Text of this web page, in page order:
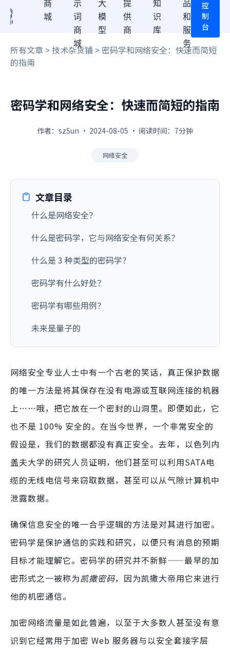
商
城
示
词
商
城
大
模
型
提
供
商
知
识
库
品
和
服
务
控
制
台
所有文章 >技术杂货铺 > 密码学和网络安全：快速而简短
的指南
密码学和网络安全：快速而简短的指南
作者：szSun · 2024-08-05 · 阅读时间：7分钟
网络安全
文章目录
什么是网络安全？
什么是密码学，它与网络安全有何关系？
什么是 3 种类型的密码学？
密码学有什么好处？
密码学有哪些用例？
未来是量子的
网络安全专业人士中有一个古老的笑话，真正保护数据
的唯一方法是将其保存在没有电源或互联网连接的机器
上……哦，把它放在一个密封的山洞里。即便如此，它
也不是 100% 安全的。在当今世界，一个非常安全的
假设是，我们的数据都没有真正安全。去年，以色列内
盖夫大学的研究人员证明，他们甚至可以利用SATA电
缆的无线电信号来窃取数据，甚至可以从气隙计算机中
泄露数据。
确保信息安全的唯一合乎逻辑的方法是对其进行加密。
密码学是保护通信的实践和研究，以便只有消息的预期
目标才能理解它。密码学的研究并不新鲜——最早的加
密形式之一被称为凯撒密码，因为凯撒大帝用它来进行
他的机密通信。
加密网络流量是如此普遍，以至于大多数人甚至没有意
识到它经常用于加密 Web 服务器与以安全套接字层